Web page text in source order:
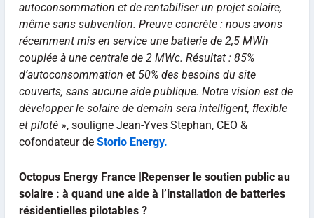
autoconsommation et de rentabiliser un projet solaire,
même sans subvention. Preuve concrète : nous avons
récemment mis en service une batterie de 2,5 MWh
couplée à une centrale de 2 MWc. Résultat : 85%
d’autoconsommation et 50% des besoins du site
couverts, sans aucune aide publique. Notre vision est de
développer le solaire de demain sera intelligent, flexible
et piloté», souligne Jean-Yves Stephan, CEO &
cofondateur deStorio Energy.
Octopus Energy France |Repenser le soutien public au
solaire : à quand une aide à l’installation de batteries
résidentielles pilotables ?